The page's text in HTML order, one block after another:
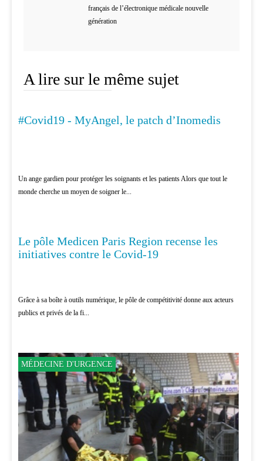
français de l’électronique médicale nouvelle
génération
A lire sur le même sujet
MÉDECINE
#Covid19 - MyAngel, le patch d’Inomedis
Un ange gardien pour protéger les soignants et les patients Alors que tout le
monde cherche un moyen de soigner le...
MÉDECINE
Le pôle Medicen Paris Region recense les
initiatives contre le Covid-19
Grâce à sa boîte à outils numérique, le pôle de compétitivité donne aux acteurs
publics et privés de la fi...
MÉDECINE D'URGENCE